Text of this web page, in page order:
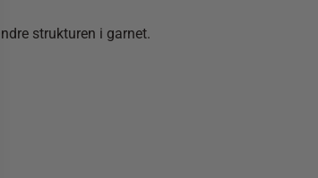
strukturen i garnet.